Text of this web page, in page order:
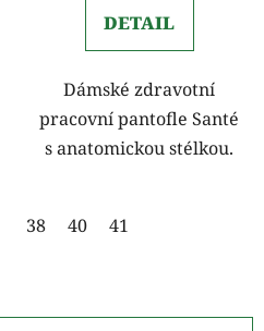
DETAIL
Dámské zdravotní
pracovní pantofle Santé
s anatomickou stélkou.
38 40 41